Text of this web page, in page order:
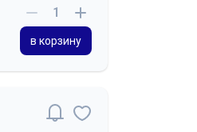
в корзину